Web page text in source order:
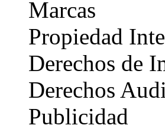
Marcas
Propiedad
Derechos de
Derechos
Publicidad